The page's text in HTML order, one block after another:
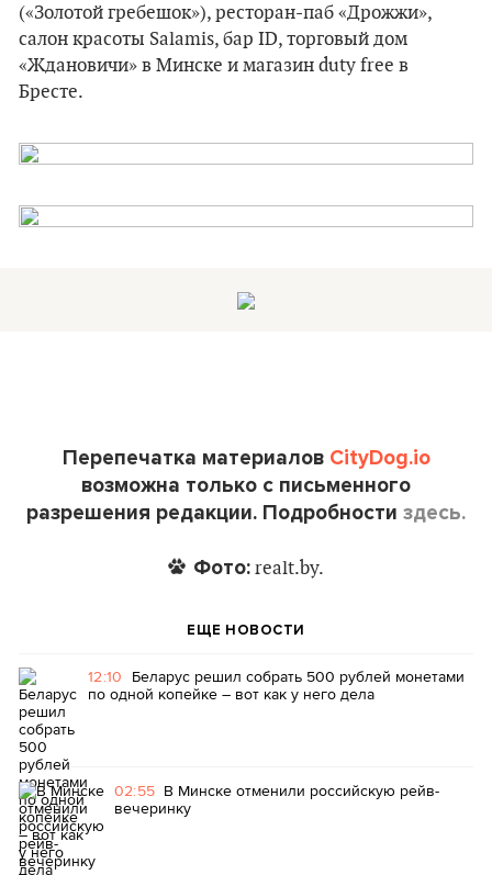
(«Золотой гребешок»), ресторан-паб «Дрожжи»,
салон красоты Salamis, бар ID, торговый дом
«Ждановичи» в Минске и магазин duty free в
Бресте.
Перепечатка материалов CityDog.io
возможна только с письменного
разрешения редакции. Подробности здесь.
Фото: realt.by.
ЕЩЕ НОВОСТИ
12:10 Беларус решил собрать 500 рублей монетами
по одной копейке – вот как у него дела
02:55 В Минске отменили российскую рейв-
вечеринку